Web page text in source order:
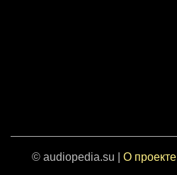
© audiopedia.su | О проекте